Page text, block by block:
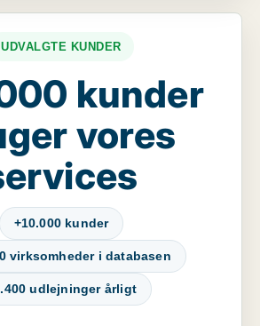
UDVALGTE KUNDER
kunder
vores
+10.000 kunder
virksomheder i databasen
udlejninger årligt